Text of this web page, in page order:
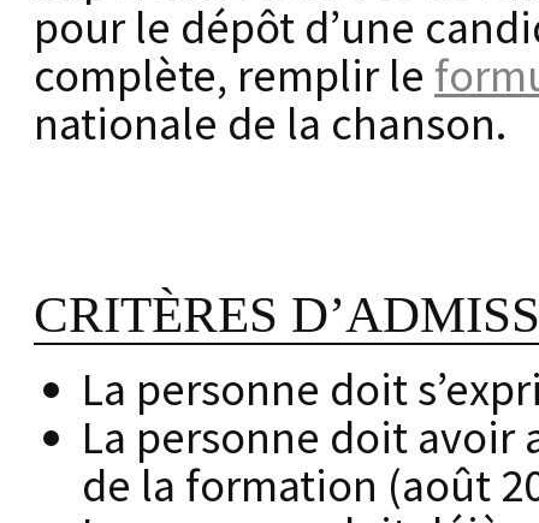
pour le dépôt d’une
complète, remplir le
nationale de la chanson.
CRITÈRES
La personne doit
La personne doit avoir
de la formation (août